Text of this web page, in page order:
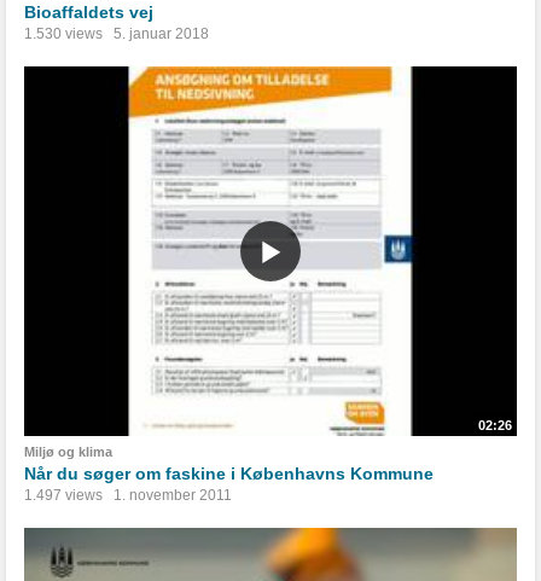
Bioaffaldets vej
1.530 views 5. januar 2018
02:26
Miljø og klima
Når du søger om faskine i Københavns Kommune
1.497 views 1. november 2011